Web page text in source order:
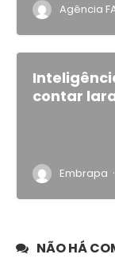
Agência
contar
Embrapa ·
NÃO HÁ